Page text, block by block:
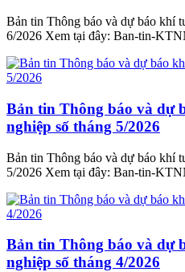
Bản tin Thông báo và dự báo khí
6/2026 Xem tại đây: Ban-tin-
Bản tin Thông báo và dự
nghiệp số tháng 5/2026
Bản tin Thông báo và dự báo khí
5/2026 Xem tại đây: Ban-tin-
Bản tin Thông báo và dự
nghiệp số tháng 4/2026